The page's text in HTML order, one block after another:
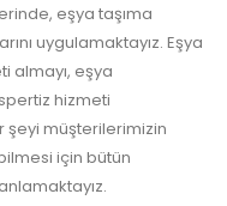
eşya taşıma
uygulamaktayız. Eşya
almayı, eşya
hizmeti
şeyi müşterilerimizin
için bütün